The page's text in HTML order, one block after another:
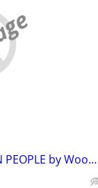
A History of THE AMERICAN PEOPLE by Woodrow Wilson